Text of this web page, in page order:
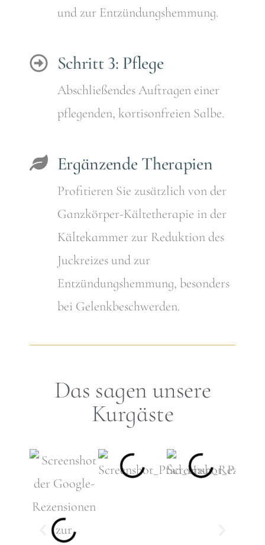
und zur Entzündungshemmung.
Schritt 3: Pflege
Abschließendes Auftragen einer
pflegenden, kortisonfreien Salbe.
Ergänzende Therapien
Profitieren Sie zusätzlich von der
Ganzkörper-Kältetherapie in der
Kältekammer zur Reduktion des
Juckreizes und zur
Entzündungshemmung, besonders
bei Gelenkbeschwerden.
Das sagen unsere
Kurgäste